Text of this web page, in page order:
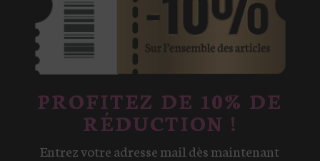
produit
PROFITEZ DE 10% DE
RÉDUCTION !
Entrez votre adresse mail dès maintenant